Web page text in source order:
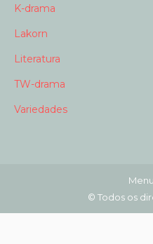
K-drama
Lakorn
Literatura
TW-drama
Variedades
© Todos os